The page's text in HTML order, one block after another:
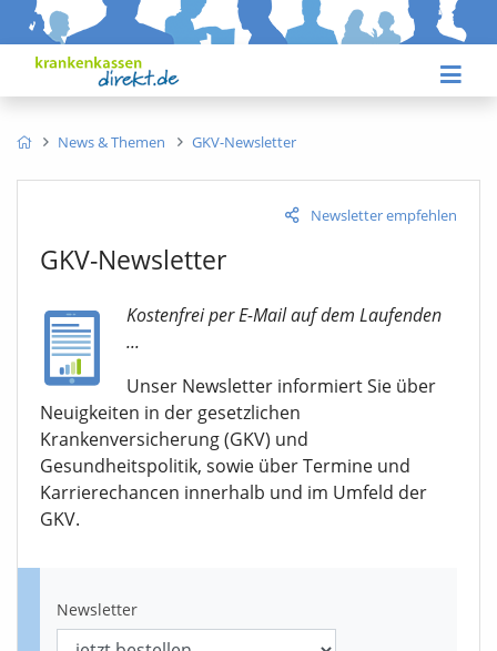
News & Themen GKV-Newsletter
Newsletter empfehlen
GKV-Newsletter
Kostenfrei per E-Mail auf dem Laufenden
...
Unser Newsletter informiert Sie über
Neuigkeiten in der gesetzlichen
Krankenversicherung (GKV) und
Gesundheitspolitik, sowie über Termine und
Karrierechancen innerhalb und im Umfeld der
GKV.
Newsletter